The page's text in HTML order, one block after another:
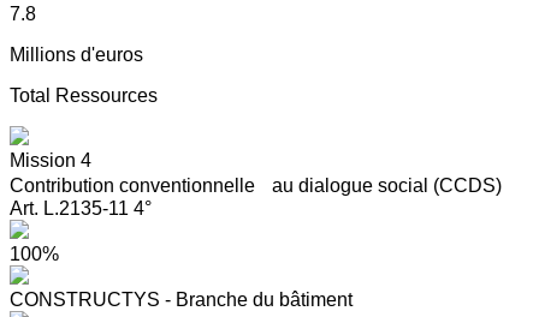
7.8
Millions d'euros
Total Ressources
Mission 4
Contribution conventionnelle au dialogue social (CCDS)
Art. L.2135-11 4°
100%
CONSTRUCTYS - Branche du bâtiment